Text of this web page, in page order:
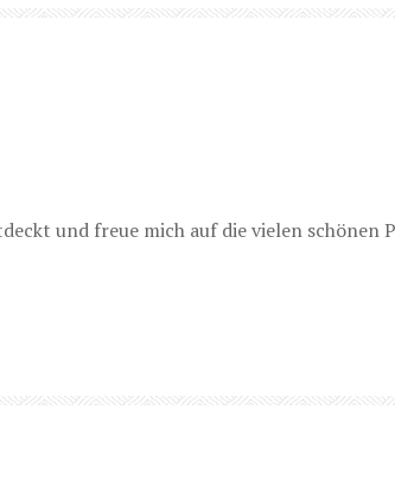
und freue mich auf die vielen schönen